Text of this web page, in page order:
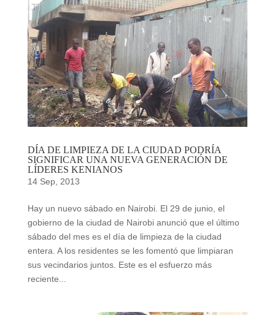
DÍA DE LIMPIEZA DE LA CIUDAD PODRÍA
SIGNIFICAR UNA NUEVA GENERACIÓN DE
LÍDERES KENIANOS
14 Sep, 2013
Hay un nuevo sábado en Nairobi. El 29 de junio, el
gobierno de la ciudad de Nairobi anunció que el último
sábado del mes es el día de limpieza de la ciudad
entera. A los residentes se les fomentó que limpiaran
sus vecindarios juntos. Este es el esfuerzo más
reciente...